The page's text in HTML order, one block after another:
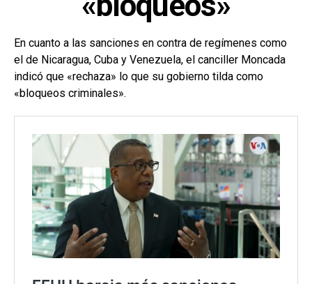
En cuanto a las sanciones en contra de regímenes como
el de Nicaragua, Cuba y Venezuela, el canciller Moncada
indicó que «rechaza» lo que su gobierno tilda como
«bloqueos criminales».